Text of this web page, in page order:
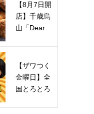
【8月7日開
店】千歳烏
山「Dear
ッ…
【ザワつく
金曜日】全
国とろとろ